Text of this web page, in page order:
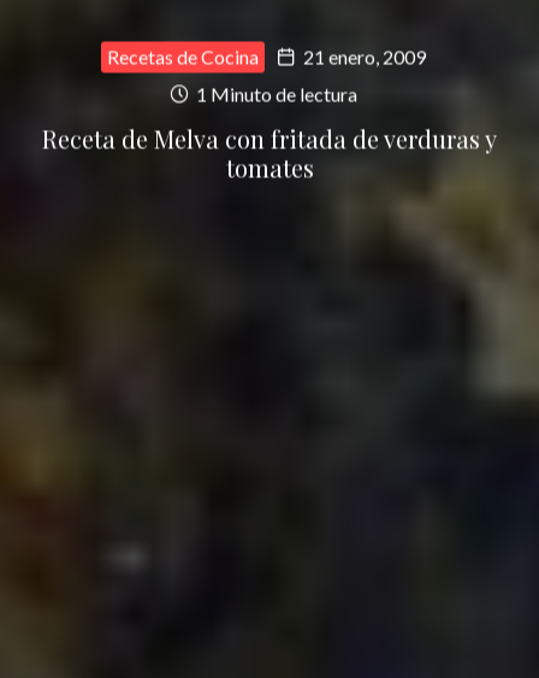
Recetas de Cocina
21 enero, 2009
1 Minuto de lectura
Receta de Melva con fritada de verduras y
tomates